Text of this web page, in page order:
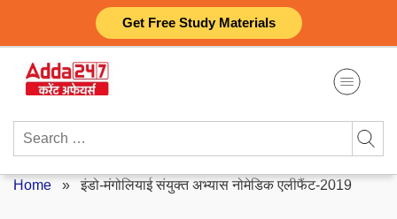
Get Free Study Materials
content
Search
Home »इंडो-मंगोलियाई संयुक्त अभ्यास नोमेडिक एलीफैंट-2019